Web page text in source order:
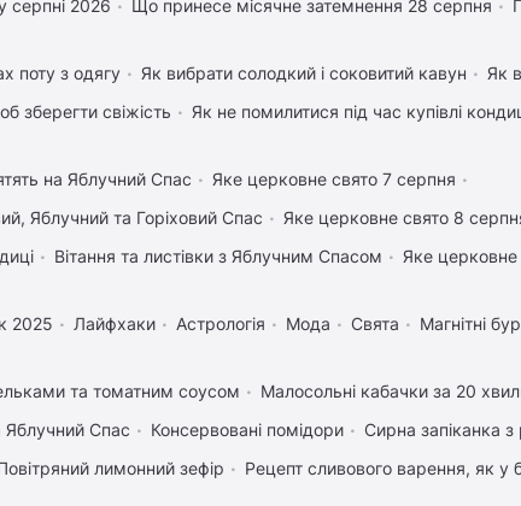
серпні 2026
Що принесе місячне затемнення 28 серпня
поту з одягу Як вибрати солодкий і соковитий кавун
Як
зберегти свіжість
Як не помилитися під час купівлі
на Яблучний Спас
Яке церковне свято 7 серпня
Яблучний та Горіховий Спас
Яке церковне свято 8
Вітання та листівки з Яблучним Спасом Яке церковне
2025 Лайфхаки Астрологія Мода Свята Магнітні
та томатним соусом Малосольні кабачки за 20
Яблучний Спас
Консервовані помідори Сирна запіканка
лимонний зефір Рецепт сливового варення, як у